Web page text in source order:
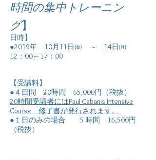
時間の集中トレーニン
グ】
日時】
●2019年 10月11日㈮ ～ 14日㈪
12：00～17：00
【受講料】
●４日間 20時間 65,000円（税抜）
20時間受講者にはPaul Cabanis Intensive
Course 修了書が発行されます。
●１日のみの場合 5 時間 16,500円
（税抜）